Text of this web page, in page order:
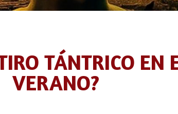
TÁNTRICO EN
VERANO?